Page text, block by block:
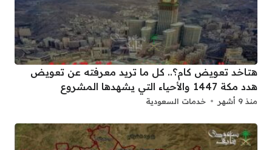
هتاخد تعويض كام؟.. كل ما تريد معرفته عن تعويض
هدد مكة 1447 والأحياء التي يشهدها المشروع
منذ 9 أشهر خدمات السعودية